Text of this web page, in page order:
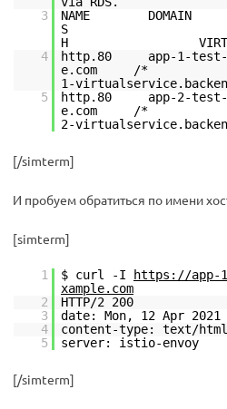
3
NAME DOMAIN
S
H VIRTUAL
4
http.80 app-1-test-
e.com /*
1-
5
http.80 app-2-test-
e.com /*
2-
[/simterm]
И пробуем обратиться по имени
[simterm]
1 $ curl -I
https://app-
xample.com
2
HTTP/2 200
3
date: Mon, 12 Apr 2021
4
content-type: text/html
5
server: istio-envoy
[/simterm]